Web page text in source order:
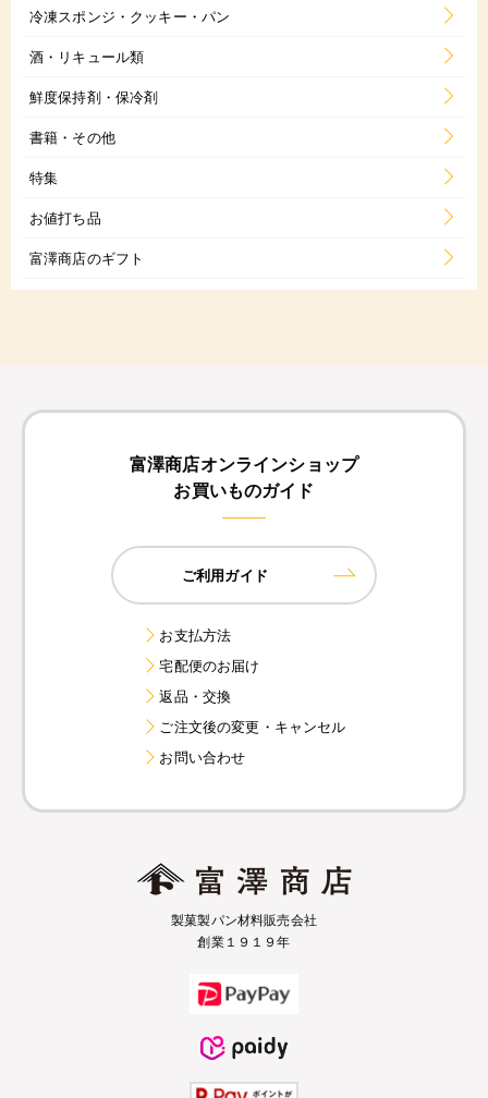
冷凍スポンジ・クッキー・パン
酒・リキュール類
鮮度保持剤・保冷剤
書籍・その他
特集
お値打ち品
富澤商店のギフト
富澤商店オンラインショップ
お買いものガイド
ご利用ガイド
お支払方法
宅配便のお届け
返品・交換
ご注文後の変更・キャンセル
お問い合わせ
製菓製パン材料販売会社
創業１９１９年